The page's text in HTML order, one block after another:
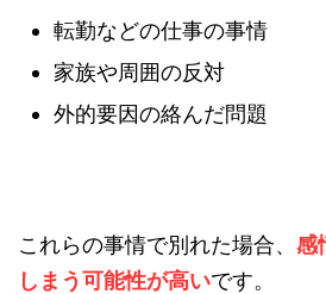
転勤などの仕事の事情
家族や周囲の反対
外的要因の絡んだ問題
これらの事情で別れた場合、 感
しまう可能性が高いです。